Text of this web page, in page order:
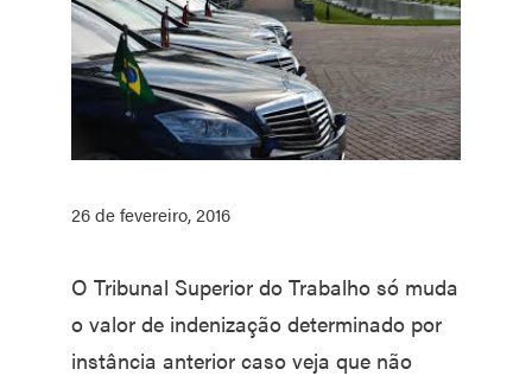
26 de fevereiro, 2016
O Tribunal Superior do Trabalho só muda
o valor de indenização determinado por
instância anterior caso veja que não